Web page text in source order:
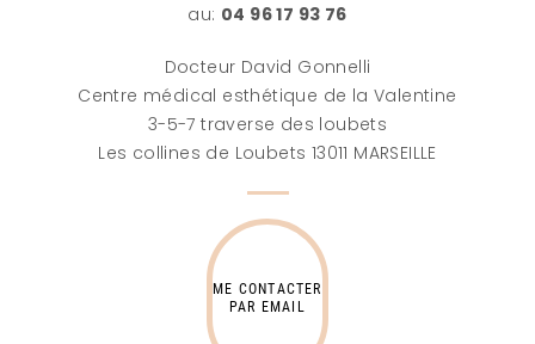
au: 04 96 17 93 76
Docteur David Gonnelli
Centre médical esthétique de la Valentine
3-5-7 traverse des loubets
Les collines de Loubets 13011 MARSEILLE
ME CONTACTER
PAR EMAIL